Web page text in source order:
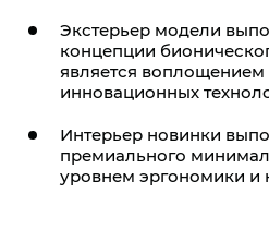
Экстерьер модели
концепции
является
инновационных
Интерьер новинки
премиального
уровнем эргономики и